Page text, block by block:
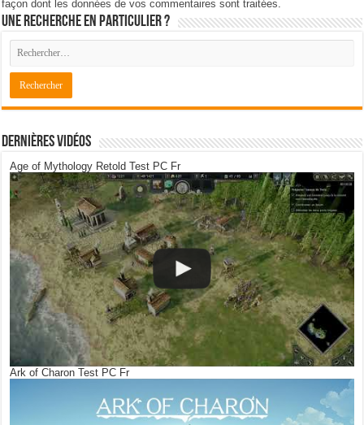
façon dont les données de vos commentaires sont traitées.
Une recherche en particulier ?
Dernières Vidéos
Age of Mythology Retold Test PC Fr
Ark of Charon Test PC Fr